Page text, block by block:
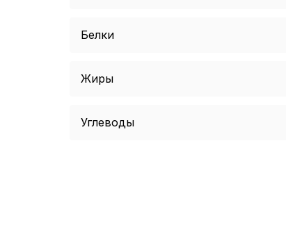
Белки
Жиры
Углеводы